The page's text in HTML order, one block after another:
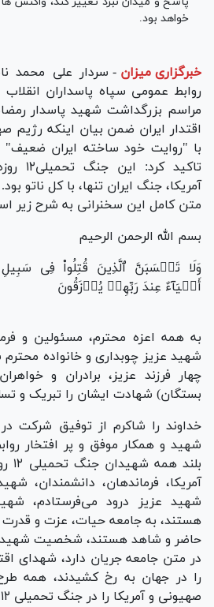
خواهد بود.
خبرگزاری میزان - سردار علی محمد
روابط عمومی سپاه پاسداران
مراسم بزرگداشت شهید پاسدار
اقتدار ایران ضمن بیان اینکه رژیم
با "روایت خود ساخته ایران ضعیف"
آمریکا، جنگ ایران تنها، با کل ناتو بود.
متن کامل این سخنرانی به شرح زیر
بسم الله الرحمن الرحیم
وَلَا تَحۡسَبَنَّ ٱلَّذِینَ قُتِلُواْ فِی
أَحۡیَآءٌ عِندَ رَبِّهِمۡ یُرۡزَقُونَ
به همه اعزه محترم، مسئولین و
شهید عزیز چوبداری و خانواده
چهار فرزند عزیز، برادران و
بستگان) شهادت ایشان را تبریک و
خداوند را شاکرم از توفیق شرکت
شهید و همکار موفق و پر افتخار
آمریکا، فرماندهان، دانشمندان،
شهید عزیز درود می‌فرستادم،
هستند، به جامعه حیات، عزت و
حاضر و شاهد هستند، شخصیت شهید،
در متن جامعه جریان دارد، شهدای
را در جهان به رخ کشیدند، همه
صهیونی و آمریکا را در جنگ تحمیلی ۱۲ روزه درهم ریختند.